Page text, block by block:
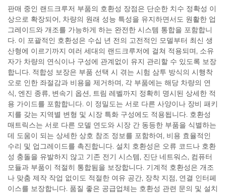
판매 중인 랜드크루저 부품의 호환성 장점은 단순한 치수 정확성 이
상으로 확장되어, 차량의 원래 성능 특성을 유지하면서도 원활한 업
그레이드와 개조를 가능하게 하는 완전한 시스템 통합을 포함합니
다. 이 포괄적인 호환성은 수십 년 전의 고전적인 모델부터 최신 생
산형에 이르기까지 여러 세대의 랜드크루저에 걸쳐 적용되며, 소유
자가 차량의 연식이나 구성에 관계없이 유지 관리할 수 있도록 보장
합니다. 적합성 보장은 부품 선택 시 겪는 시험 삼투 방식의 시행착
오로 인한 좌절감과 비용을 제거하며, 각 부품에는 해당 차량의 연
식, 엔진 종류, 변속기 옵션, 트림 레벨까지 정확히 명시된 상세한 적
용 가이드를 포함합니다. 이 정밀도는 서로 다른 사양이나 장비 패키
지를 갖는 지역별 변형 및 시장 특화 구성에도 적용됩니다. 호환성
매트릭스는 서로 다른 모델 연도와 시장 간 동등한 부품을 식별하는
데 도움이 되는 상세한 상호 참조 정보를 포함하여, 비용 효율적인
수리 및 업그레이드를 촉진합니다. 설치 호환성은 오류 코드나 호환
성 충돌을 유발하지 않고 기존 전기 시스템, 진단 네트워스, 컴퓨터
모듈과 부품이 적절히 통합됨을 보장합니다. 기계적 호환성은 개조
나 맞춤 제작 작업 없이도 적절한 여유 공간, 장착 지점, 연결 인터페
이스를 보장합니다. 품질 좋은 공급업체는 호환성 관련 문의 및 설치